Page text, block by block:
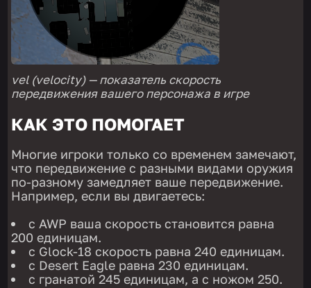
vel (velocity) — показатель скорость
передвижения вашего персонажа в игре
КАК ЭТО ПОМОГАЕТ
Многие игроки только со временем замечают,
что передвижение с разными видами оружия
по-разному замедляет ваше передвижение.
Например, если вы двигаетесь:
с AWP ваша скорость становится равна
200 единицам.
с Glock-18 скорость равна 240 единицам.
с Desert Eagle равна 230 единицам.
с гранатой 245 единицам, а с ножом 250.